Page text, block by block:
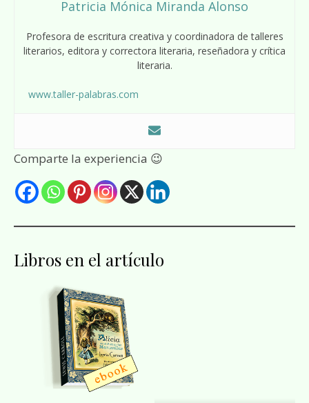
Patricia Mónica Miranda Alonso
Profesora de escritura creativa y coordinadora de talleres
literarios, editora y correctora literaria, reseñadora y crítica
literaria.
www.taller-palabras.com
Comparte la experiencia 😉
Libros en el artículo